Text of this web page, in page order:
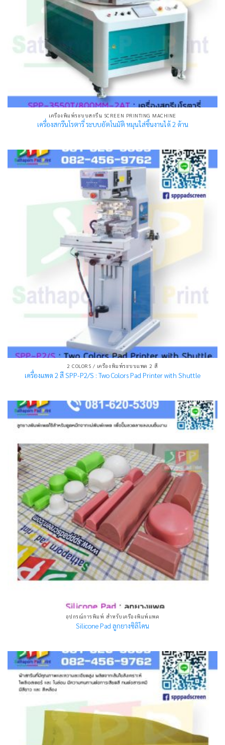
เครื่องพิมพ์ระบบสกรีน SCREEN PRINTING MACHINE
เครื่องสกรีนโรตารี่ ระบบอัตโนมัติ หมุนใส่ชิ้นงานได้ 2 ด้าน
2 COLORS / เครื่องพิมพ์ระบบแพด 2 สี
เครื่องแพด 2 สี SPP-P2/S : Two Colors Pad Printer with Shuttle
อุปกรณ์การพิมพ์ สำหรับเครื่องพิมพ์แพด
Silicone Pad ลูกยางซิลิโคน